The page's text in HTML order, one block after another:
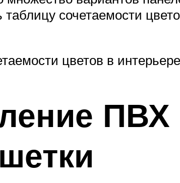
таблицу сочетаемости
цветов в интерьере
ПВХ